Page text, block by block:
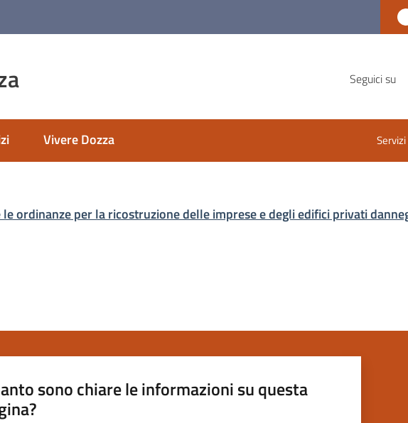
Seguici su
Vivere Dozza
ordinanze per la ricostruzione delle imprese e degli edifici privati
sono chiare le informazioni su questa